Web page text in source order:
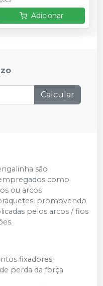
Adicionar
Calcular
são
como
ou arcos
promovendo
pelos arcos / fios
fixadores;
perda da força